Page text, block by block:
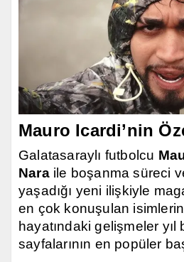
Mauro Icardi’nin
Galatasaraylı futbolcu
Naraile boşanma süreci
yaşadığı yeni ilişkiyle
en çok konuşulan
hayatındaki gelişmeler
sayfalarının en popüler